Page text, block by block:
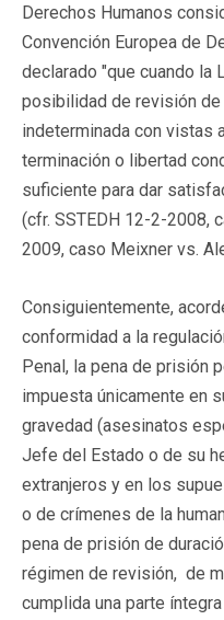
Derechos Humanos
Convención Europea de
declarado "que cuando la
posibilidad de revisión de
indeterminada con vistas
terminación o libertad
suficiente para dar
(cfr. SSTEDH 12-2-2008,
2009, caso Meixner vs.
Consiguientemente,
conformidad a la
Penal, la pena de prisión
impuesta únicamente en
gravedad (asesinatos
Jefe del Estado o de su
extranjeros y en los
o de crímenes de la
pena de prisión de
régimen de revisión, de
cumplida una parte